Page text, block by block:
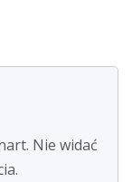
Nie widać